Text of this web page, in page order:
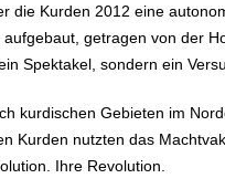
Kurden 2012 eine
getragen von der
Spektakel, sondern ein
kurdischen Gebieten im
Kurden nutzten das
Ihre Revolution.